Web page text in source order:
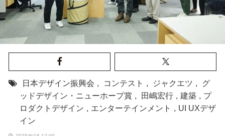
日本デザイン振興会 , コンテスト , ジャクエツ ,
グ
ッドデザイン・ニューホープ賞 , 田嶋宏行 , 建築 , プ
ロダクトデザイン , エンターテインメント , UI UXデザ
イン